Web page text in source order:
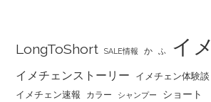
LongToShort SALE情報 か ふ イ
イメチェンストーリー イメチェン体験談
イメチェン速報 カラー シャンプー ショート